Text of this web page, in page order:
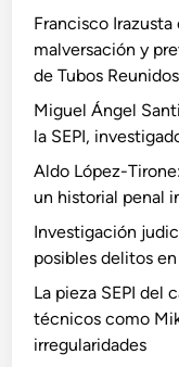
Francisco
malversación y
de Tubos Reunidos
Miguel Ángel
la SEPI,
Aldo López-
un historial penal
Investigación
posibles delitos en
La pieza SEPI del
técnicos como
irregularidades